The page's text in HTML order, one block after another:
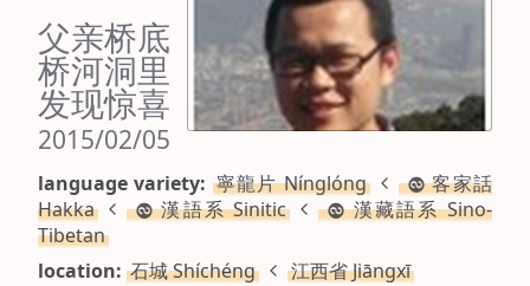
父亲桥底
桥河洞里
发现惊喜
2015/02/05
language variety: 寧龍片 Nínglóng
客家話
Hakka
漢語系 Sinitic
漢藏語系 Sino-
Tibetan
location: 石城 Shíchéng
江西省 Jiāngxī